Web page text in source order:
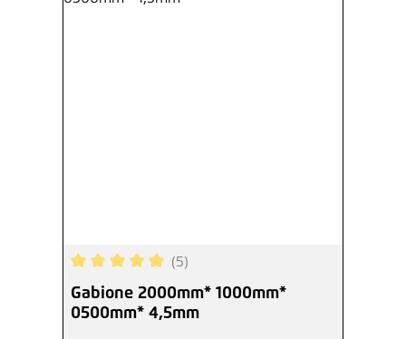
Durchschnittliche Bewertung von 5 von 5
(5)
Gabione 2000mm* 1000mm*
0500mm* 4,5mm